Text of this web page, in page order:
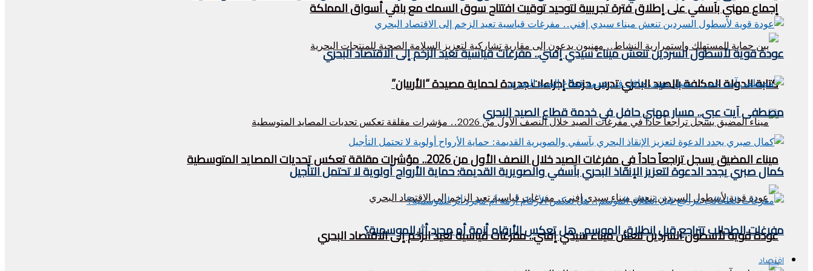
إجماع مهني بآسفي على إطلاق فترة تجريبية لتوحيد توقيت افتتاح سوق السمك مع باقي أسواق المملكة
كتابة الدولة المكلفة بالصيد البحري تدرس حزمة إجراءات جديدة لحماية مصيدة “الأربيان”
ميناء المضيق يسجل تراجعاً حاداً في مفرغات الصيد خلال النصف الأول من 2026.. مؤشرات مقلقة تعكس تحديات المصايد المتوسطية
عودة قوية لأسطول السردين تنعش ميناء سيدي إفني.. مفرغات قياسية تعيد الزخم إلى الاقتصاد البحري
عودة قوية لأسطول السردين تنعش ميناء سيدي إفني.. مفرغات قياسية تعيد الزخم إلى الاقتصاد البحري
مصطفى آيت عبي.. مسار مهني حافل في خدمة قطاع الصيد البحري
كمال صبري يجدد الدعوة لتعزيز الإنقاذ البحري بآسفي والصويرية القديمة: حماية الأرواح أولوية لا تحتمل التأجيل
مفرغات الطحالب تتراجع قبل انطلاق الموسم.. هل تعكس الأرقام أزمة أم مجرد أثر للموسمية؟
اقتصاد